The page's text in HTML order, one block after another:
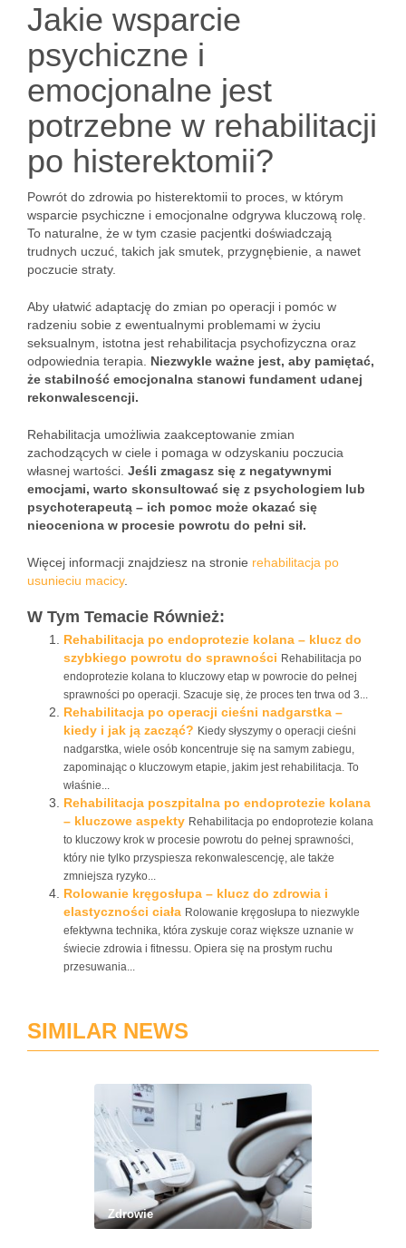
Jakie wsparcie
psychiczne i
emocjonalne jest
potrzebne w rehabilitacji
po histerektomii?
Powrót do zdrowia po histerektomii to proces, w którym
wsparcie psychiczne i emocjonalne odgrywa kluczową rolę.
To naturalne, że w tym czasie pacjentki doświadczają
trudnych uczuć, takich jak smutek, przygnębienie, a nawet
poczucie straty.
Aby ułatwić adaptację do zmian po operacji i pomóc w
radzeniu sobie z ewentualnymi problemami w życiu
seksualnym, istotna jest rehabilitacja psychofizyczna oraz
odpowiednia terapia. Niezwykle ważne jest, aby pamiętać,
że stabilność emocjonalna stanowi fundament udanej
rekonwalescencji.
Rehabilitacja umożliwia zaakceptowanie zmian
zachodzących w ciele i pomaga w odzyskaniu poczucia
własnej wartości. Jeśli zmagasz się z negatywnymi
emocjami, warto skonsultować się z psychologiem lub
psychoterapeutą – ich pomoc może okazać się
nieoceniona w procesie powrotu do pełni sił.
Więcej informacji znajdziesz na stronie rehabilitacja po
usunieciu macicy.
W Tym Temacie Również:
Rehabilitacja po endoprotezie kolana – klucz do
szybkiego powrotu do sprawności Rehabilitacja po
endoprotezie kolana to kluczowy etap w powrocie do pełnej
sprawności po operacji. Szacuje się, że proces ten trwa od 3...
Rehabilitacja po operacji cieśni nadgarstka –
kiedy i jak ją zacząć? Kiedy słyszymy o operacji cieśni
nadgarstka, wiele osób koncentruje się na samym zabiegu,
zapominając o kluczowym etapie, jakim jest rehabilitacja. To
właśnie...
Rehabilitacja poszpitalna po endoprotezie kolana
– kluczowe aspekty Rehabilitacja po endoprotezie kolana
to kluczowy krok w procesie powrotu do pełnej sprawności,
który nie tylko przyspiesza rekonwalescencję, ale także
zmniejsza ryzyko...
Rolowanie kręgosłupa – klucz do zdrowia i
elastyczności ciała Rolowanie kręgosłupa to niezwykle
efektywna technika, która zyskuje coraz większe uznanie w
świecie zdrowia i fitnessu. Opiera się na prostym ruchu
przesuwania...
SIMILAR NEWS
Zdrowie